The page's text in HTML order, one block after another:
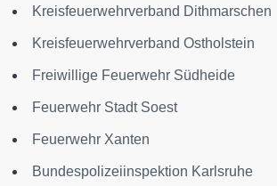
Kreisfeuerwehrverband Dithmarschen
Kreisfeuerwehrverband Ostholstein
Freiwillige Feuerwehr Südheide
Feuerwehr Stadt Soest
Feuerwehr Xanten
Bundespolizeiinspektion Karlsruhe